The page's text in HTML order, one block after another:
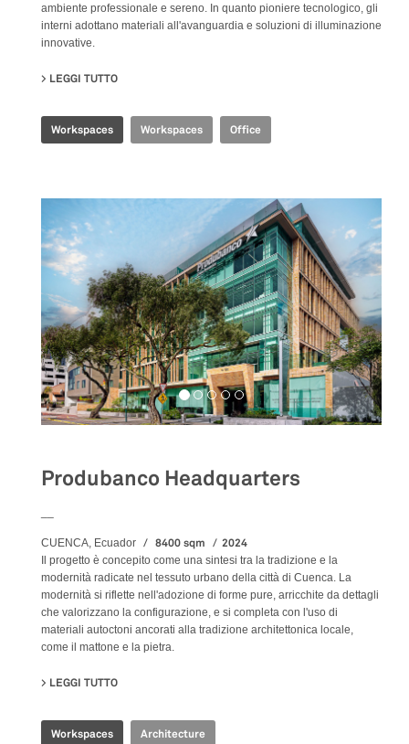
ambiente professionale e sereno. In quanto pioniere tecnologico, gli
interni adottano materiali all'avanguardia e soluzioni di illuminazione
innovative.
LEGGI TUTTO
Workspaces Workspaces Office
Produbanco Headquarters
CUENCA, Ecuador 8400 sqm 2024
Il progetto è concepito come una sintesi tra la tradizione e la
modernità radicate nel tessuto urbano della città di Cuenca. La
modernità si riflette nell'adozione di forme pure, arricchite da dettagli
che valorizzano la configurazione, e si completa con l'uso di
materiali autoctoni ancorati alla tradizione architettonica locale,
come il mattone e la pietra.
LEGGI TUTTO
Workspaces Architecture